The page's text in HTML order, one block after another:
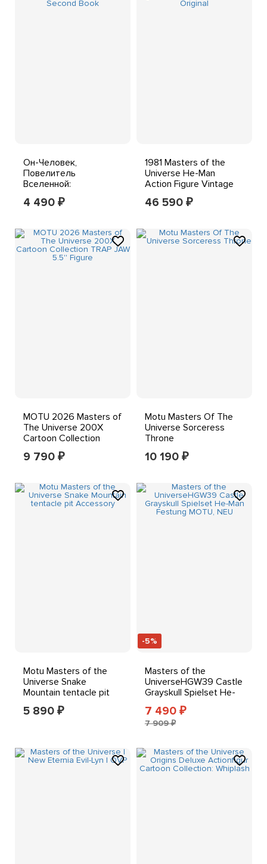
Он-Человек,
Повелитель
Вселенной:
Путеводитель по
Миру персонажей,
4 490 ₽
1981 Masters of the
Universe He-Man
Action Figure Vintage
MOTU Taiwan Original
46 590 ₽
MOTU 2026 Masters of
The Universe 200X
Cartoon Collection
TRAP JAW 5.5'' Figure
9 790 ₽
Motu Masters Of The
Universe Sorceress
Throne
10 190 ₽
Motu Masters of the
Universe Snake
Mountain tentacle pit
Accessory
5 890 ₽
-5%
Masters of the
UniverseHGW39 Castle
Grayskull Spielset He-
Man Festung MOTU,
NEU
7 490 ₽
7 909 ₽